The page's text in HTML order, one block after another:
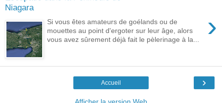
Niagara
›
Si vous êtes amateurs de goélands ou de
mouettes au point d'ergoter sur leur âge, alors
vous avez sûrement déjà fait le pèlerinage à la...
›
Accueil
Afficher la version Web